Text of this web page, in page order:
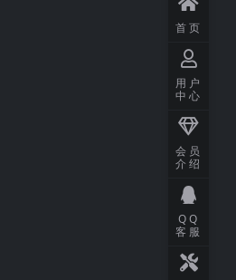
首页
用户
中心
会员
介绍
QQ
客服